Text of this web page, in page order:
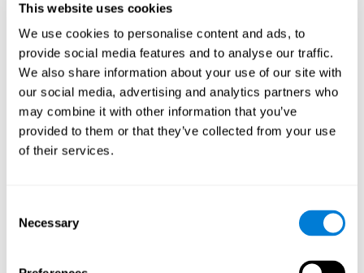
This website uses cookies
We use cookies to personalise content and ads, to
provide social media features and to analyse our traffic.
We also share information about your use of our site with
our social media, advertising and analytics partners who
may combine it with other information that you’ve
provided to them or that they’ve collected from your use
of their services.
Selection
Necessary
Article complet disponible via PubMed
L'influence des habitudes saines sur les
fonctions cognitives dans un groupe de patients
Cognitive Functions in a Group of Hemodialysis Patients. Journal